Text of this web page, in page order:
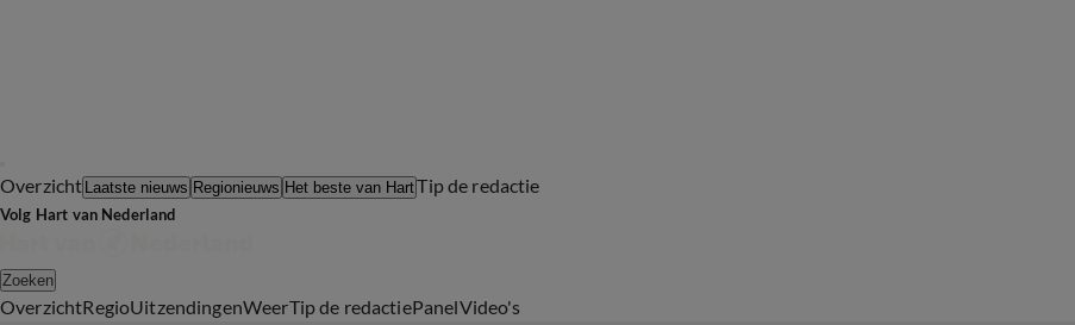
Overzicht Laatste nieuws Regionieuws Het beste van HartTip de redactie
Volg Hart van Nederland
Zoeken
OverzichtRegioUitzendingenWeerTip de redactiePanelVideo's